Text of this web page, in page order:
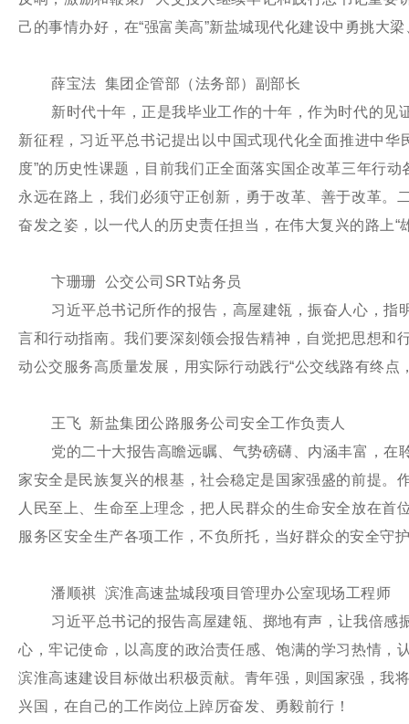
己的事情办好，在“强富美高”新盐城现代化建设中勇挑大
薛宝法 集团企管部（法务部）副部长
新时代十年，正是我毕业工作的十年，作为时代的
新征程，习近平总书记提出以中国式现代化全面推进中
度”的历史性课题，目前我们正全面落实国企改革三年行
永远在路上，我们必须守正创新，勇于改革、善于改革
奋发之姿，以一代人的历史责任担当，在伟大复兴的路上
卞珊珊 公交公司SRT站务员
习近平总书记所作的报告，高屋建瓴，振奋人心，
言和行动指南。我们要深刻领会报告精神，自觉把思想和
动公交服务高质量发展，用实际行动践行“公交线路有终点
王飞 新盐集团公路服务公司安全工作负责人
党的二十大报告高瞻远瞩、气势磅礴、内涵丰富，
家安全是民族复兴的根基，社会稳定是国家强盛的前提
人民至上、生命至上理念，把人民群众的生命安全放在
服务区安全生产各项工作，不负所托，当好群众的安全守
潘顺祺 滨淮高速盐城段项目管理办公室现场工程师
习近平总书记的报告高屋建瓴、掷地有声，让我倍
心，牢记使命，以高度的政治责任感、饱满的学习热情，
滨淮高速建设目标做出积极贡献。青年强，则国家强，我
兴国，在自己的工作岗位上踔厉奋发、勇毅前行！